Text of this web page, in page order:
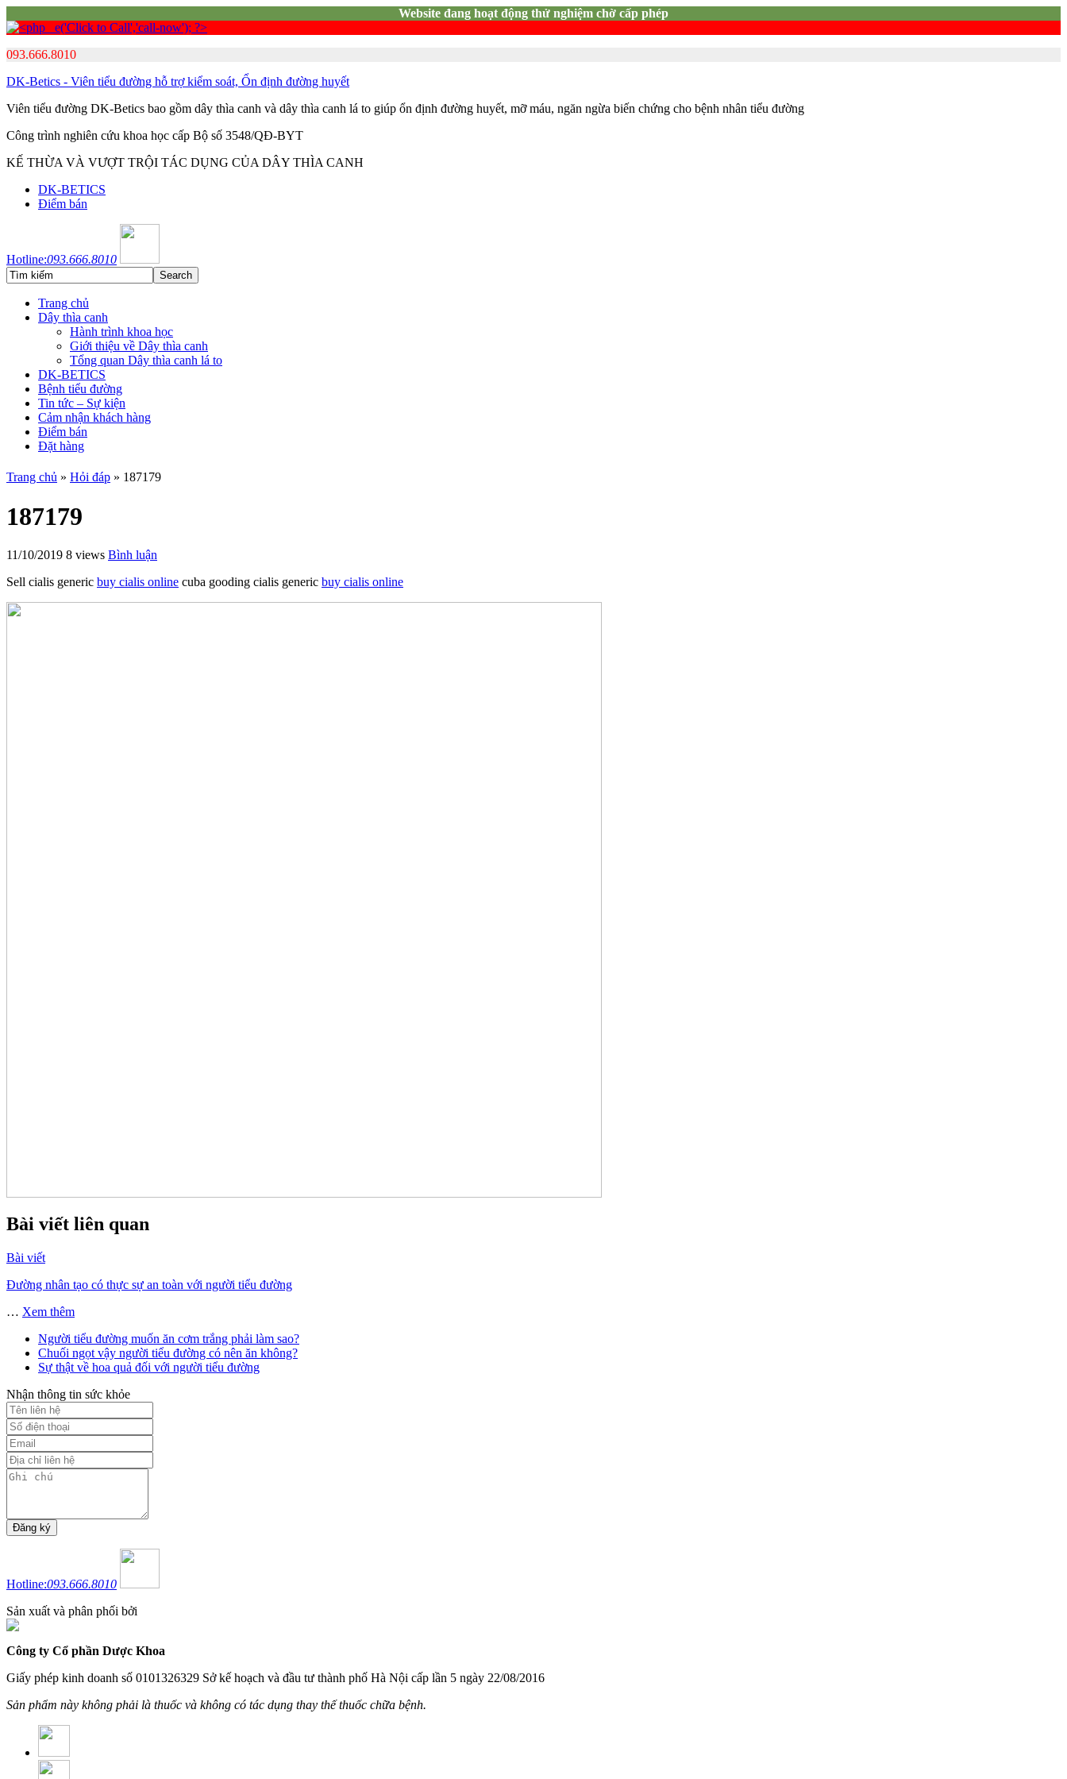
Website đang hoạt động thử nghiệm chờ cấp phép
093.666.8010
DK-Betics - Viên tiểu đường hỗ trợ kiểm soát, Ổn định đường huyết
Viên tiểu đường DK-Betics bao gồm dây thìa canh và dây thìa canh lá to giúp ổn định đường huyết, mỡ máu, ngăn ngừa biến chứng cho bệnh nhân tiểu đường
Công trình nghiên cứu khoa học cấp Bộ số 3548/QĐ-BYT
KẾ THỪA VÀ VƯỢT TRỘI TÁC DỤNG CỦA DÂY THÌA CANH
DK-BETICS
Điểm bán
Hotline:093.666.8010
Trang chủ
Dây thìa canh
Hành trình khoa học
Giới thiệu về Dây thìa canh
Tổng quan Dây thìa canh lá to
DK-BETICS
Bệnh tiểu đường
Tin tức – Sự kiện
Cảm nhận khách hàng
Điểm bán
Đặt hàng
Trang chủ » Hỏi đáp » 187179
187179
11/10/2019 8 views Bình luận
Sell cialis generic buy cialis online cuba gooding cialis generic buy cialis online
Bài viết liên quan
Bài viết
Đường nhân tạo có thực sự an toàn với người tiểu đường
… Xem thêm
Người tiểu đường muốn ăn cơm trắng phải làm sao?
Chuối ngọt vậy người tiểu đường có nên ăn không?
Sự thật về hoa quả đối với người tiểu đường
Nhận thông tin sức khỏe
Hotline:093.666.8010
Sản xuất và phân phối bởi
Công ty Cổ phần Dược Khoa
Giấy phép kinh doanh số 0101326329 Sở kế hoạch và đầu tư thành phố Hà Nội cấp lần 5 ngày 22/08/2016
Sản phẩm này không phải là thuốc và không có tác dụng thay thế thuốc chữa bệnh.